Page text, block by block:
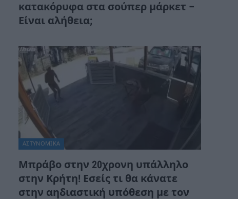
κατακόρυφα στα σούπερ μάρκετ –
Είναι αλήθεια;
ΑΣΤΥΝΟΜΙΚΑ
Μπράβο στην 20χρονη υπάλληλο
στην Κρήτη! Εσείς τι θα κάνατε
στην αηδιαστική υπόθεση με τον